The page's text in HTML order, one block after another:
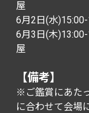
屋
6月2日(水
6月3日(木
屋
【備考】
※ご鑑賞にあた
に合わせて会場